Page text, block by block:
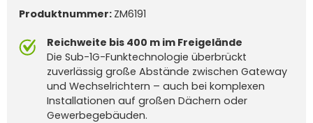
Produktnummer: ZM6191
Reichweite bis 400 m im Freigelände
Die Sub-1G-Funktechnologie überbrückt
zuverlässig große Abstände zwischen Gateway
und Wechselrichtern – auch bei komplexen
Installationen auf großen Dächern oder
Gewerbegebäuden.